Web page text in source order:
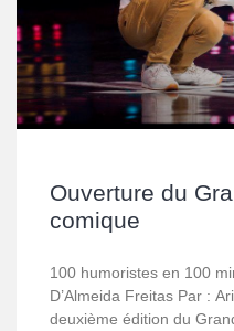
Ouverture du
comique
100 humoristes en 100
D’Almeida Freitas Par :
deuxième édition du